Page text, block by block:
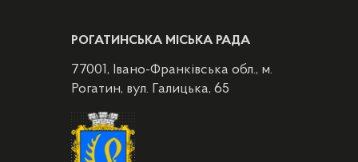
РОГАТИНСЬКА МІСЬКА РАДА
77001, Івано-Франківська обл., м.
Рогатин, вул. Галицька, 65